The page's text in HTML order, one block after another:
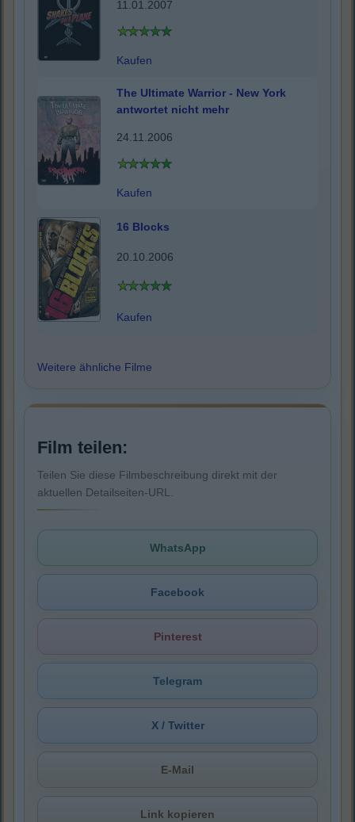
11.01.2007
Kaufen
The Ultimate Warrior - New York
antwortet nicht mehr
24.11.2006
Kaufen
16 Blocks
20.10.2006
Kaufen
Weitere ähnliche Filme
Film teilen:
Teilen Sie diese Filmbeschreibung direkt mit der
aktuellen Detailseiten-URL.
WhatsApp
Facebook
Pinterest
Telegram
X / Twitter
E-Mail
Link kopieren